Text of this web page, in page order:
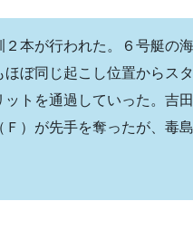
本が行われた。６号艇
ぼ同じ起こし位置から
トを通過していった。
）が先手を奪ったが、毒